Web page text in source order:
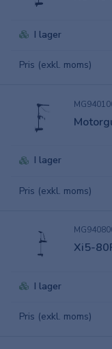
I lager
Pris (exkl. moms)
I lager
Pris (exkl. moms)
Xi5-
I lager
Pris (exkl. moms)